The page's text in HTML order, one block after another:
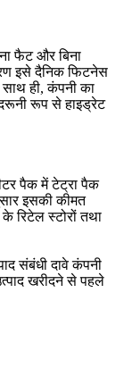
फैट और बिना
इसे दैनिक फिटनेस
ही, कंपनी का
रूप से हाइड्रेट
पैक में टेट्रा पैक
इसकी कीमत
स्टोरों तथा
संबंधी दावे कंपनी
खरीदने से पहले